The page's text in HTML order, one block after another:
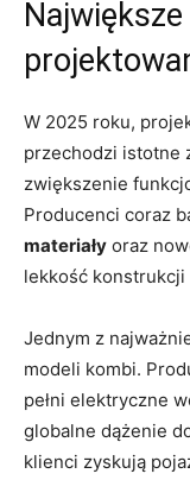
W 2025 roku,
przechodzi istotne
zwiększenie
Producenci coraz
materiały oraz
lekkość
Jednym z⁣
modeli ‍kombi.
pełni elektryczne
globalne dążenie⁢
klienci zyskują